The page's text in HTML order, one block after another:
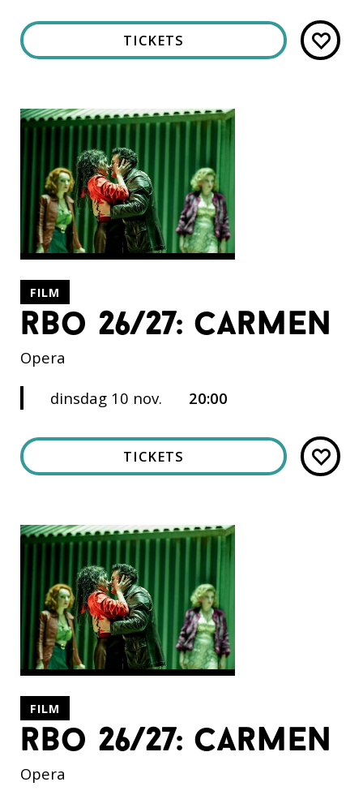
TICKETS
rbo 26/27: carmen
Opera
FILM
dinsdag 10 nov. 20:00
TICKETS
rbo 26/27: carmen
Opera
FILM